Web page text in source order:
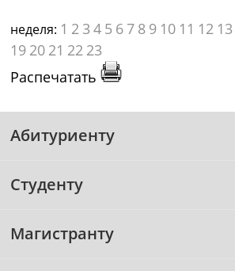
неделя: 1 2 3 4 5 6 7 8 9 10 11 12 13
19 20 21 22 23
Распечатать
Абитуриенту
Студенту
Магистранту